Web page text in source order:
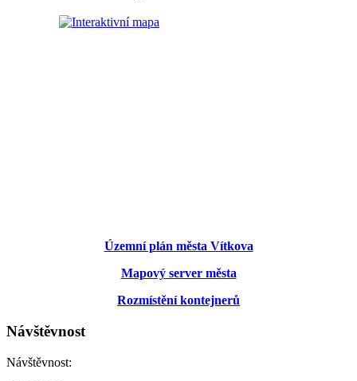
Územní plán města Vítkova
Mapový server města
Rozmístění kontejnerů
Návštěvnost
Návštěvnost: